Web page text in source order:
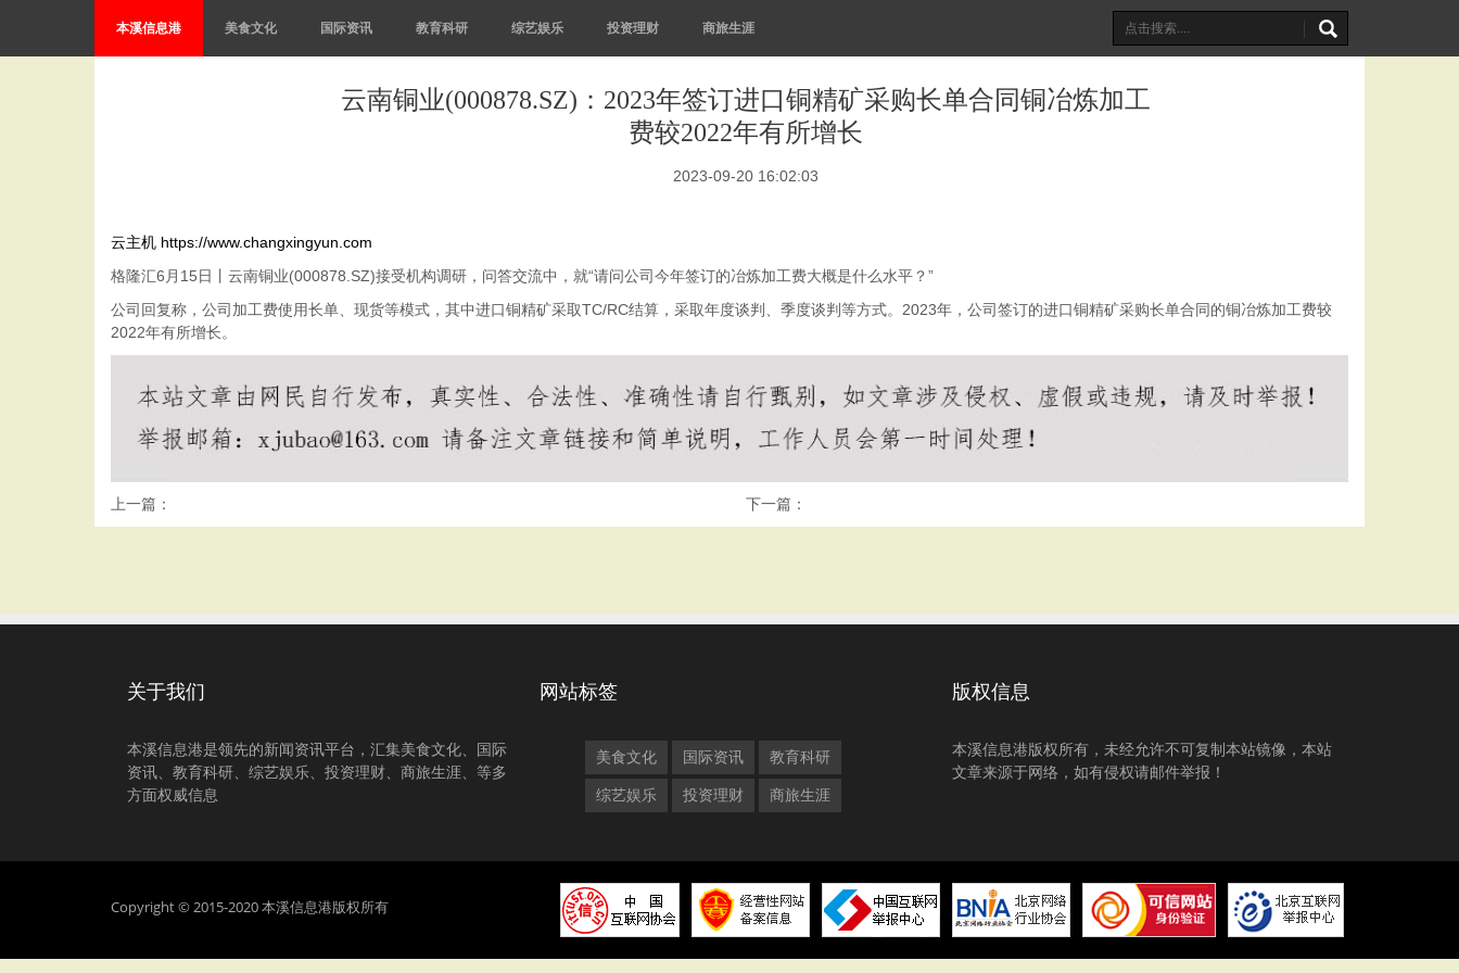
本溪信息港 美食文化 国际资讯 教育科研 综艺娱乐 投资理财 商旅生涯
云南铜业(000878.SZ)：2023年签订进口铜精矿采购长单合同铜冶炼加工
费较2022年有所增长
2023-09-20 16:02:03
云主机 https://www.changxingyun.com
格隆汇6月15日丨云南铜业(000878.SZ)接受机构调研，问答交流中，就“请问公司今年签订的冶炼加工费大概是什么水平？”
公司回复称，公司加工费使用长单、现货等模式，其中进口铜精矿采取TC/RC结算，采取年度谈判、季度谈判等方式。2023年，公司签订的进口铜精矿采购长单合同的铜冶炼加工费较
2022年有所增长。
上一篇： 下一篇：
关于我们
本溪信息港是领先的新闻资讯平台，汇集美食文化、国际
资讯、教育科研、综艺娱乐、投资理财、商旅生涯、等多
方面权威信息
网站标签
美食文化 国际资讯 教育科研
综艺娱乐 投资理财 商旅生涯
版权信息
本溪信息港版权所有，未经允许不可复制本站镜像，本站
文章来源于网络，如有侵权请邮件举报！
Copyright © 2015-2020 本溪信息港版权所有